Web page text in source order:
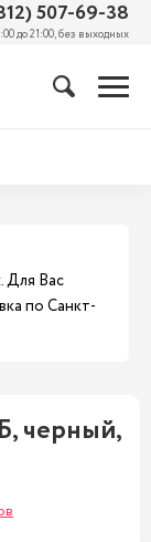
507-69-38
до 21:00, без выходных
Для Вас
по Санкт-
черный,